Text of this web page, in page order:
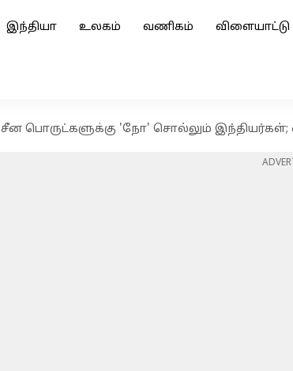
இந்தியா உலகம் வணிகம் விளையாட்டு
சீன பொருட்களுக்கு 'நோ' சொல்லும் இந்தியர்கள்;